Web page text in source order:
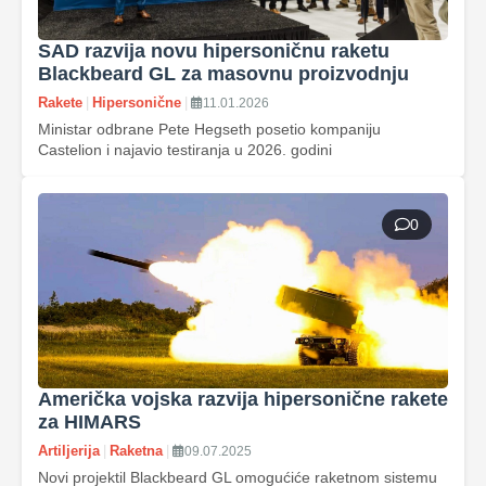
SAD razvija novu hipersoničnu raketu
Blackbeard GL za masovnu proizvodnju
Rakete Hipersonične 11.01.2026
Ministar odbrane Pete Hegseth posetio kompaniju
Castelion i najavio testiranja u 2026. godini
0
Američka vojska razvija hipersonične rakete
za HIMARS
Artiljerija Raketna 09.07.2025
Novi projektil Blackbeard GL omogućiće raketnom sistemu